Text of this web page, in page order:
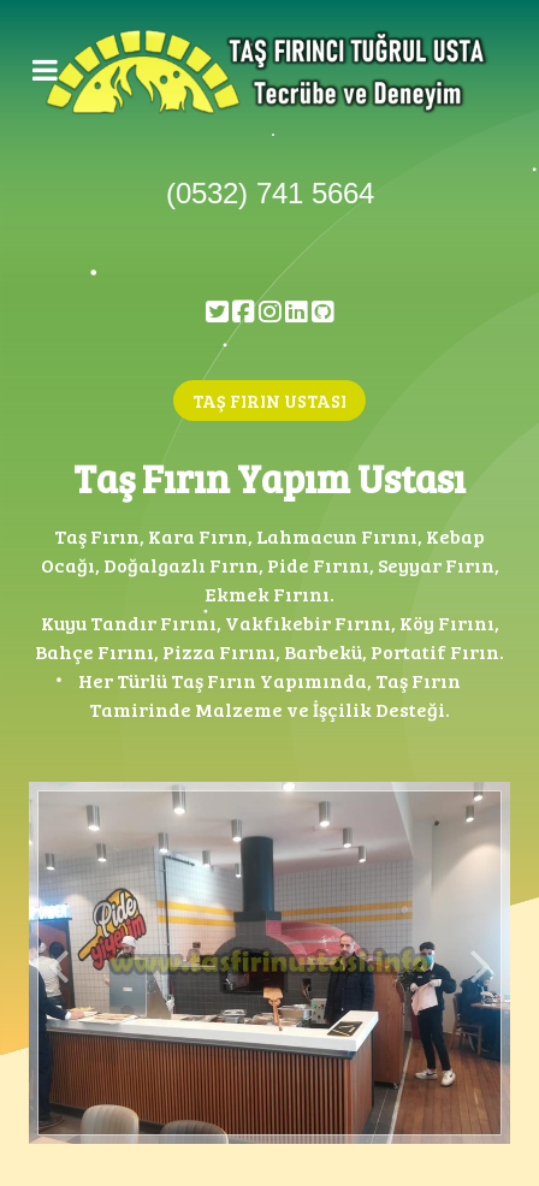
(0532) 741 5664
TAŞ FIRIN USTASI
Taş Fırın Yapım Ustası
Taş Fırın, Kara Fırın, Lahmacun Fırını, Kebap
Ocağı, Doğalgazlı Fırın, Pide Fırını, Seyyar Fırın,
Ekmek Fırını.
Kuyu Tandır Fırını, Vakfıkebir Fırını, Köy Fırını,
Bahçe Fırını, Pizza Fırını, Barbekü, Portatif Fırın.
Her Türlü Taş Fırın Yapımında, Taş Fırın
Tamirinde Malzeme ve İşçilik Desteği.